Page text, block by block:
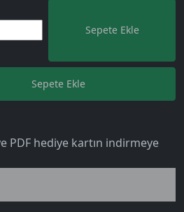
Sepete Ekle
Sepete Ekle
PDF hediye kartın indirmeye